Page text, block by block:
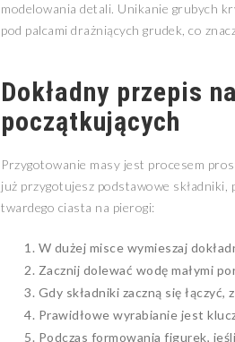
modelowania detali. Unikanie grubych
pod palcami drażniących grudek, co
Dokładny przepis
początkujących
Przygotowanie masy jest procesem
już przygotujesz podstawowe
twardego ciasta na pierogi:
W dużej misce wymieszaj
Zacznij dolewać wodę małymi
Gdy składniki zaczną się
Prawidłowe wyrabianie jest
Podczas formowania figurek,